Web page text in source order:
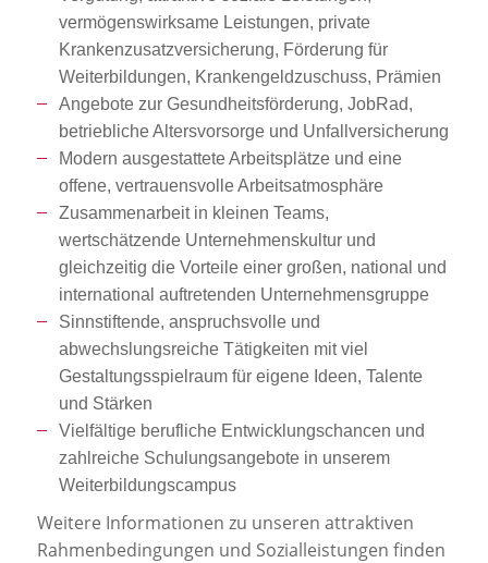
vermögenswirksame Leistungen, private
Krankenzusatzversicherung, Förderung für
Weiterbildungen, Krankengeldzuschuss, Prämien
Angebote zur Gesundheitsförderung, JobRad,
betriebliche Altersvorsorge und Unfallversicherung
Modern ausgestattete Arbeitsplätze und eine
offene, vertrauensvolle Arbeitsatmosphäre
Zusammenarbeit in kleinen Teams,
wertschätzende Unternehmenskultur und
gleichzeitig die Vorteile einer großen, national und
international auftretenden Unternehmensgruppe
Sinnstiftende, anspruchsvolle und
abwechslungsreiche Tätigkeiten mit viel
Gestaltungsspielraum für eigene Ideen, Talente
und Stärken
Vielfältige berufliche Entwicklungschancen und
zahlreiche Schulungsangebote in unserem
Weiterbildungscampus
Weitere Informationen zu unseren attraktiven
Rahmenbedingungen und Sozialleistungen finden